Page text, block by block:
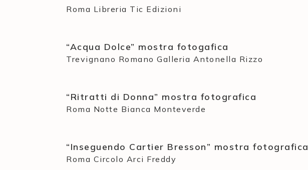
Roma Libreria Tic Edizioni
“Acqua Dolce” mostra fotogafica
Trevignano Romano Galleria Antonella Rizzo
“Ritratti di Donna” mostra fotografica
Roma Notte Bianca Monteverde
“Inseguendo Cartier Bresson” mostra fotografica
Roma Circolo Arci Freddy